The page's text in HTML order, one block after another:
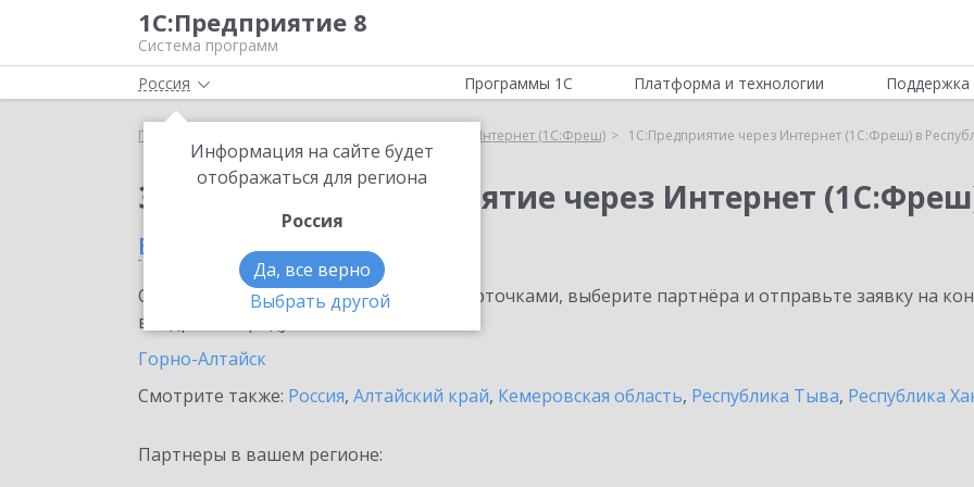
1С:Предприятие 8
Система программ
Россия
Информация на сайте будет
отображаться для региона
Россия
Да, все верно
Выбрать другой
Программы 1С Платформа и технологии Поддержка
Главная 1С:Предприятие через Интернет (1С:Фреш) 1С:Предприятие через Интернет (1С:Фреш) в
Заказать 1С:Предприятие через Интернет
в Республике Алтай
Ознакомьтесь с информационными карточками, выберите партнёра и отправьте заявку на
внедрение продукта.
Горно-Алтайск
Смотрите также: Россия, Алтайский край, Кемеровская область, Республика Тыва, Республика
Партнеры в вашем регионе: